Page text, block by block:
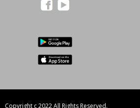
Copyright c 2022 All Rights Reserved.